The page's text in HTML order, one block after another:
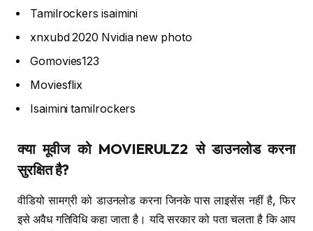
Tamilrockers isaimini
xnxubd 2020 Nvidia new photo
Gomovies123
Moviesflix
Isaimini tamilrockers
क्या मूवीज को MOVIERULZ2से डाउनलोड करना
सुरक्षित है?
वीडियो सामग्री को डाउनलोड करना जिनके पास लाइसेंस नहीं है, फिर
इसे अवैध गतिविधि कहा जाता है। यदि सरकार को पता चलता है कि आप